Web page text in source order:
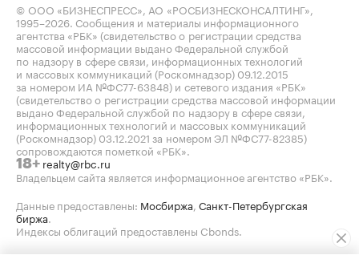
© ООО «БИЗНЕСПРЕСС», АО «РОСБИЗНЕСКОНСАЛТИНГ»,
1995–2026. Сообщения и материалы информационного
агентства «РБК» (свидетельство о регистрации средства
массовой информации выдано Федеральной службой
по надзору в сфере связи, информационных технологий
и массовых коммуникаций (Роскомнадзор) 09.12.2015
за номером ИА №ФС77-63848) и сетевого издания «РБК»
(свидетельство о регистрации средства массовой информации
выдано Федеральной службой по надзору в сфере связи,
информационных технологий и массовых коммуникаций
(Роскомнадзор) 03.12.2021 за номером ЭЛ №ФС77-82385)
сопровождаются пометкой «РБК».
18+ realty@rbc.ru
Владельцем сайта является информационное агентство «РБК».
Данные предоставлены: Мосбиржа, Санкт-Петербургская
биржа.
Индексы облигаций предоставлены Cbonds.